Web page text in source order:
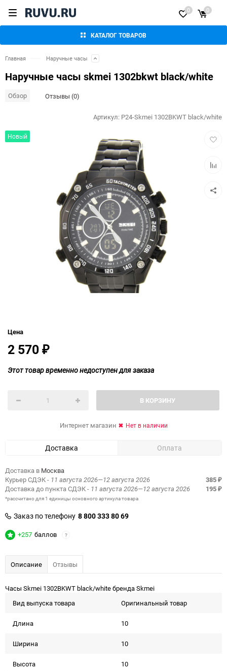
КАТАЛОГ ТОВАРОВ
0 0
Главная Наручные часы
Наручные часы skmei 1302bkwt black/white
Обзор Отзывы (0)
Новый
Артикул: P24-Skmei 1302BKWT black/white
Цена
2 570 ₽
Этот товар временно недоступен для заказа
В КОРЗИНУ
Интернет магазин Нет в наличии
Доставка Оплата
Доставка в Москва
Курьер СДЭК- 11 августа 2026—12 августа 2026 385 ₽
Доставка до пункта СДЭК- 11 августа 2026—12 августа 2026 195 ₽
*рассчитано для 1 единицы основного артикула товара
Заказ по телефону 8 800 333 80 69
+257 баллов ?
Описание Отзывы
Часы Skmei 1302BKWT black/white бренда Skmei
Вид выпуска товара
Оригинальный товар
Длина 10
Ширина 10
Высота 10